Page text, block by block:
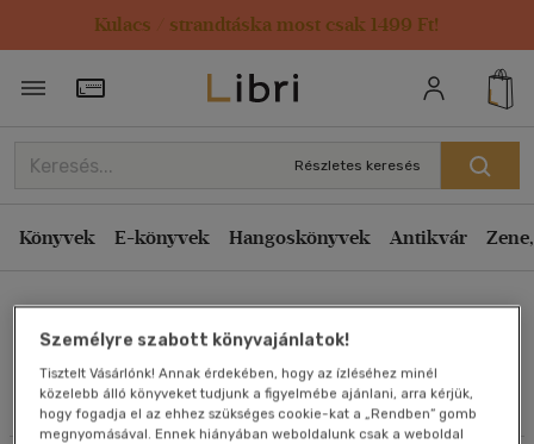
Kulacs / strandtáska most csak 1499 Ft!
Törzsvásárlói Kártya adatai
Részletes keresés
Könyvek E-könyvek Hangoskönyvek Antikvár
Saxon Szász János
Művei
Rendezés
Kiadás éve szerint csökkenő
Ár szerint csökkenő
Eladott darabszám szerint csökkenő
Eladott darabszám szerint növekvő
Cím szerint A-Z
Szerző szerint A-Z
Személyre szabott könyvajánlatok!
Tisztelt Vásárlónk! Annak érdekében, hogy az ízléséhez minél
közelebb álló könyveket tudjunk a figyelmébe ajánlani, arra kérjük,
hogy fogadja el az ehhez szükséges cookie-kat a „Rendben” gomb
megnyomásával. Ennek hiányában weboldalunk csak a weboldal